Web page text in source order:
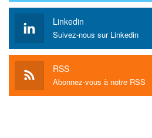
Linkedin
Suivez-nous sur Linkedin
RSS
Abonnez-vous à notre RSS